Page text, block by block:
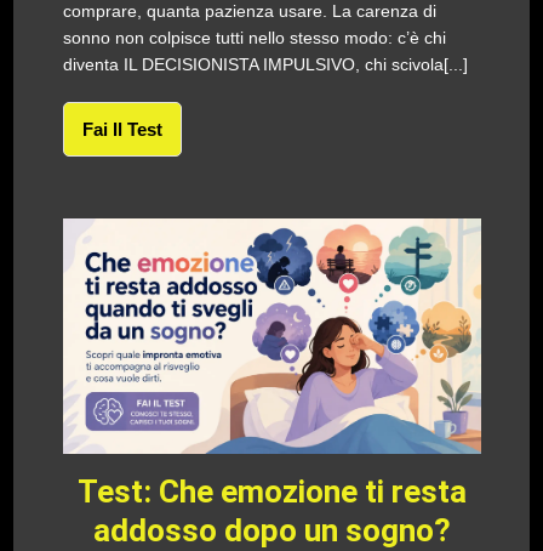
comprare, quanta pazienza usare. La carenza di
sonno non colpisce tutti nello stesso modo: c’è chi
diventa IL DECISIONISTA IMPULSIVO, chi scivola[...]
Fai Il Test
Test: Che emozione ti resta
addosso dopo un sogno?